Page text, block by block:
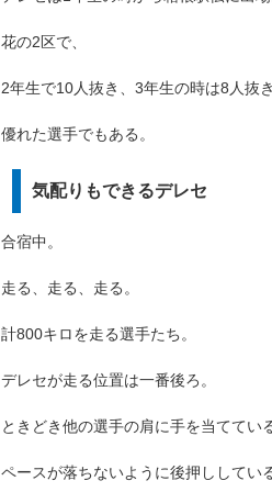
花の2区で、
2年生で10人抜き、3年生の時は8人抜
優れた選手でもある。
気配りもできるデレセ
合宿中。
走る、走る、走る。
計800キロを走る選手たち。
デレセが走る位置は一番後ろ。
ときどき他の選手の肩に手を当ててい
ペースが落ちないように後押ししてい